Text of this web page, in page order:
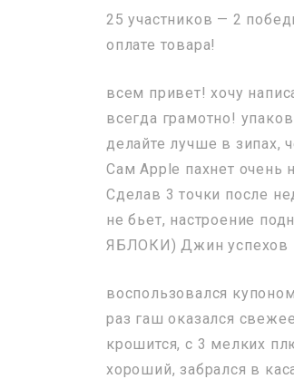
25 участников — 2
оплате товара!
всем привет! хочу
всегда грамотно!
делайте лучше в зипах,
Сам Apple пахнет очень
Сделав 3 точки после
не бьет, настроение
ЯБЛОКИ) Джин успехов
воспользовался
раз гаш оказался
крошится, с 3 мелких
хороший, забрался в